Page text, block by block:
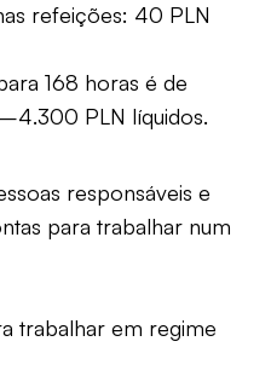
refeições: 40 PLN
168 horas é de
PLN líquidos.
responsáveis e
para trabalhar num
trabalhar em regime